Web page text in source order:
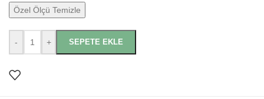
Özel Ölçü Temizle
- + SEPETE EKLE